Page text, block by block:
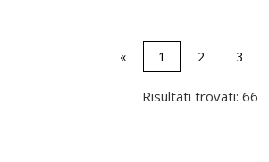
« 1 2 3
Risultati trovati: 66